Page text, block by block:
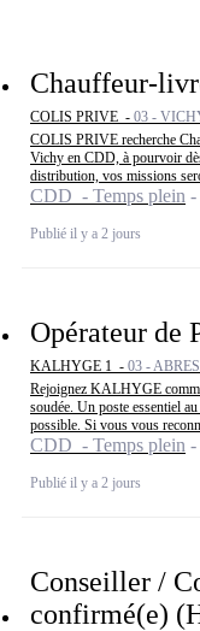
Chauffeur-
COLIS PRIVE - 03 -
COLIS PRIVE recherche
Vichy en CDD, à pourvoir
distribution, vos missions
CDD - Temps plein
Publié il y a 2 jours
Opérateur de
KALHYGE 1 - 03 -
Rejoignez KALHYGE
soudée. Un poste essentiel
possible. Si vous vous
CDD - Temps plein
Publié il y a 2 jours
Conseiller /
confirmé(e)